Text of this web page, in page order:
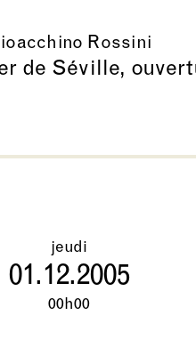
Rossini
de Séville,
jeudi
01.12.2005
00h00